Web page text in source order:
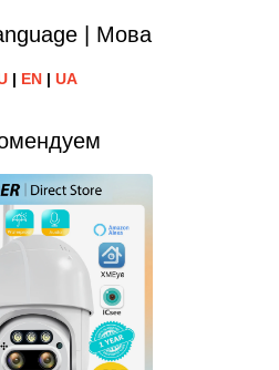
| Мова
| EN| UA